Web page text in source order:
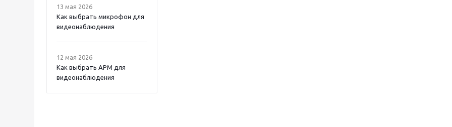
13 мая 2026
Как выбрать микрофон для
видеонаблюдения
12 мая 2026
Как выбрать APM для
видеонаблюдения